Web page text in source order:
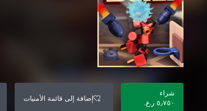
شراء
٥٫٧٥٠ ر.ع.‏
إضافة إلى قائمة الأمنيات